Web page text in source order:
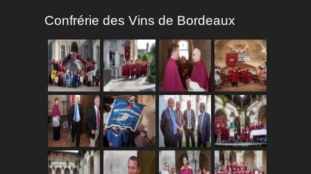
Confrérie des Vins de Bordeaux